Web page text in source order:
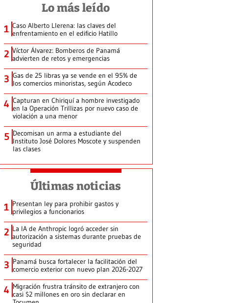
Lo más leído
1 Caso Alberto Llerena: las claves del
enfrentamiento en el edificio Hatillo
2 Víctor Álvarez: Bomberos de Panamá
advierten de retos y emergencias
3 Gas de 25 libras ya se vende en el 95% de
los comercios minoristas, según Acodeco
4 Capturan en Chiriquí a hombre investigado
en la Operación Trillizas por nuevo caso de
violación a una menor
5 Decomisan un arma a estudiante del
Instituto José Dolores Moscote y suspenden
las clases
Últimas noticias
1 Presentan ley para prohibir gastos y
privilegios a funcionarios
2 La IA de Anthropic logró acceder sin
autorización a sistemas durante pruebas de
seguridad
3 Panamá busca fortalecer la facilitación del
comercio exterior con nuevo plan 2026-2027
4 Migración frustra tránsito de extranjero con
casi $2 millones en oro sin declarar en